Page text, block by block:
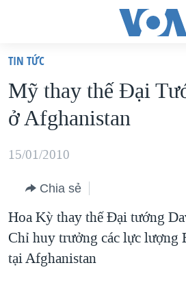
truy
cập
Tới
dung
chính
điều
hướng
chính
VIỆT NAM
HOA KỲ
BIỂN ĐÔNG
BLOG
DIỄN ĐÀN
MỤC
CHUYÊN ĐỀ
TIN TỨC
Mỹ thay thế Ðại
ở Afghanistan
15/01/2010
Chia sẻ
Hoa Kỳ thay thế Ðại tướng
Chỉ huy trưởng các lực lượng
tại Afghanistan